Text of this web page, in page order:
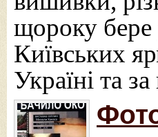
щороку бере
Київських
Україні та